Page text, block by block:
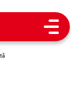
Open